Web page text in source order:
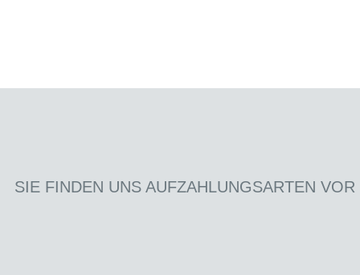
SIE FINDEN UNS AUFZAHLUNGSARTEN VOR